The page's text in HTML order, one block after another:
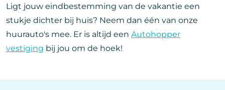
Ligt jouw eindbestemming van de vakantie een
stukje dichter bij huis? Neem dan één van onze
huurauto's mee. Er is altijd een Autohopper
vestiging bij jou om de hoek!